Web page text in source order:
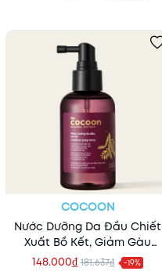
COCOON
Nước Dưỡng Da Đầu Chiết
Xuất Bồ Kết, Giảm Gàu
Cocoon Gleditsia Scalp
148.000₫ 181.637₫ -19%